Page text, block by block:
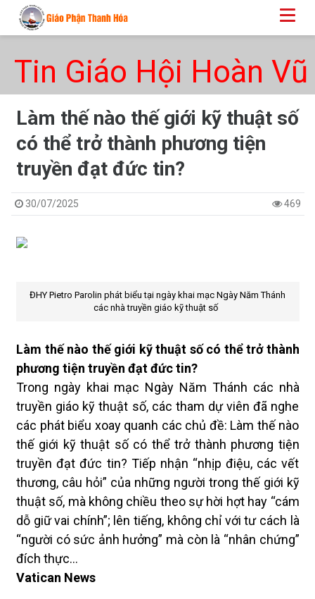
Tin Giáo Hội Hoàn Vũ
Làm thế nào thế giới kỹ thuật số
có thể trở thành phương tiện
truyền đạt đức tin?
30/07/2025 469
ĐHY Pietro Parolin phát biểu tại ngày khai mạc Ngày Năm Thánh
các nhà truyền giáo kỹ thuật số
Làm thế nào thế giới kỹ thuật số có thể trở thành
phương tiện truyền đạt đức tin?
Trong ngày khai mạc Ngày Năm Thánh các nhà
truyền giáo kỹ thuật số, các tham dự viên đã nghe
các phát biểu xoay quanh các chủ đề: Làm thế nào
thế giới kỹ thuật số có thể trở thành phương tiện
truyền đạt đức tin? Tiếp nhận “nhịp điệu, các vết
thương, câu hỏi” của những người trong thế giới kỹ
thuật số, mà không chiều theo sự hời hợt hay “cám
dỗ giữ vai chính”; lên tiếng, không chỉ với tư cách là
“người có sức ảnh hưởng” mà còn là “nhân chứng”
đích thực...
Vatican News